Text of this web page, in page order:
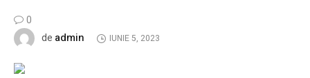
0
de admin IUNIE 5, 2023